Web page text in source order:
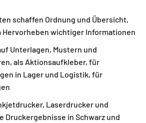
schaffen Ordnung und Übersicht,
Hervorheben wichtiger Informationen
Unterlagen, Mustern und
als Aktionsaufkleber, für
in Lager und Logistik, für
Laserdrucker und
Druckergebnisse in Schwarz und